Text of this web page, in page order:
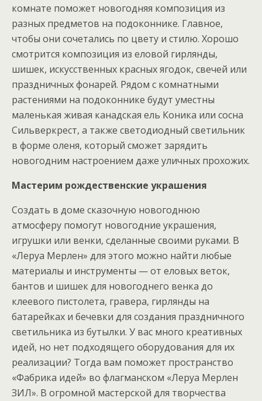
комнате поможет новогодняя композиция из
разных предметов на подоконнике. Главное,
чтобы они сочетались по цвету и стилю. Хорошо
смотрится композиция из еловой гирлянды,
шишек, искусственных красных ягодок, свечей или
праздничных фонарей. Рядом с комнатными
растениями на подоконнике будут уместны
маленькая живая канадская ель Коника или сосна
Сильверкрест, а также светодиодный светильник
в форме оленя, который сможет зарядить
новогодним настроением даже уличных прохожих.
Мастерим рождественские украшения
Создать в доме сказочную новогоднюю
атмосферу помогут новогодние украшения,
игрушки или венки, сделанные своими руками. В
«Леруа Мерлен» для этого можно найти любые
материалы и инструменты — от еловых веток,
бантов и шишек для новогоднего венка до
клеевого пистолета, гравера, гирлянды на
батарейках и бечевки для создания праздничного
светильника из бутылки. У вас много креативных
идей, но нет подходящего оборудования для их
реализации? Тогда вам поможет пространство
«Фабрика идей» во флагманском «Леруа Мерлен
ЗИЛ». В огромной мастерской для творчества